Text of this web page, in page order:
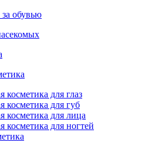
обувью
косметика для глаз
косметика для губ
косметика для лица
косметика для ногтей